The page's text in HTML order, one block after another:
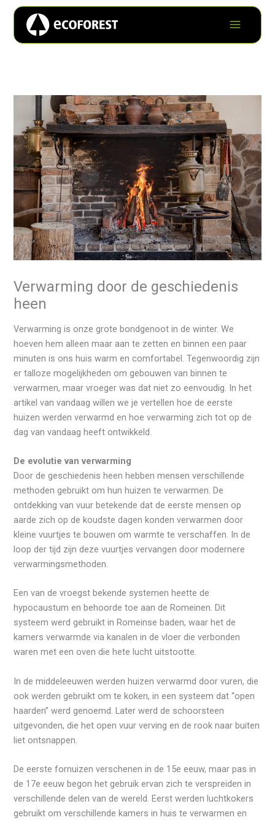
Verwarming door de geschiedenis
heen
Verwarming is onze grote bondgenoot in de winter. We
hoeven hem alleen maar aan te zetten en binnen een paar
minuten is ons huis warm en comfortabel. Tegenwoordig zijn
er talloze mogelijkheden om gebouwen van binnen te
verwarmen, maar vroeger was dat niet zo eenvoudig. In het
artikel van vandaag willen we je vertellen hoe de eerste
huizen werden verwarmd en hoe verwarming zich tot op de
dag van vandaag heeft ontwikkeld.
De evolutie van verwarming
Door de geschiedenis heen hebben mensen verschillende
methoden gebruikt om hun huizen te verwarmen. De
ontdekking van vuur betekende dat de eerste mensen op
aarde zich op de koudste dagen konden verwarmen door
kleine vuurtjes te bouwen om warmte te verschaffen. In de
loop der tijd zijn deze vuurtjes vervangen door modernere
verwarmingsmethoden.
Een van de vroegst bekende systemen heette de
hypocaustum en behoorde toe aan de Romeinen. Dit
systeem werd gebruikt in Romeinse baden, waar het de
kamers verwarmde via kanalen in de vloer die verbonden
waren met een oven die hete lucht uitstootte.
In de middeleeuwen werden huizen verwarmd door vuren, die
ook werden gebruikt om te koken, in een systeem dat “open
haarden” werd genoemd. Later werd de schoorsteen
uitgevonden, die het open vuur verving en de rook naar buiten
liet ontsnappen.
De eerste fornuizen verschenen in de 15e eeuw, maar pas in
de 17e eeuw begon het gebruik ervan zich te verspreiden in
verschillende delen van de wereld. Eerst werden luchtkokers
gebruikt om verschillende kamers in huis te verwarmen en